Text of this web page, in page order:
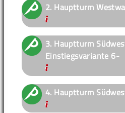
2. Hauptturm
3. Hauptturm
Einstiegsvariante 6-
4. Hauptturm